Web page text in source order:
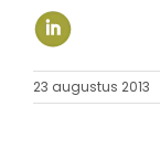
23 augustus 2013